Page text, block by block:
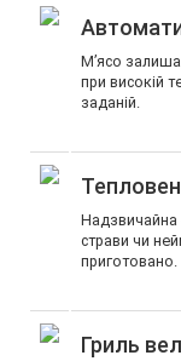
М’ясо
при високій
заданій.
Надзвичайна
страви чи
приготовано.
Гриль